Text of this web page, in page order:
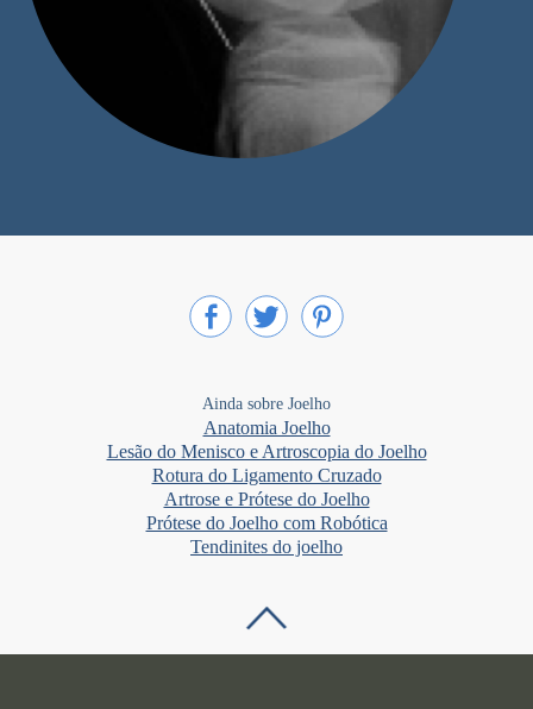
Ainda sobre Joelho
Anatomia Joelho
Lesão do Menisco e Artroscopia do Joelho
Rotura do Ligamento Cruzado
Artrose e Prótese do Joelho
Prótese do Joelho com Robótica
Tendinites do joelho